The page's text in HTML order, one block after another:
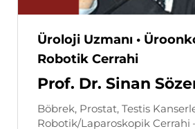
Üroloji Uzmanı •
Robotik Cerrahi
Prof. Dr. Sinan
Böbrek, Prostat, Testis
Robotik/Laparoskopik Cerrahi